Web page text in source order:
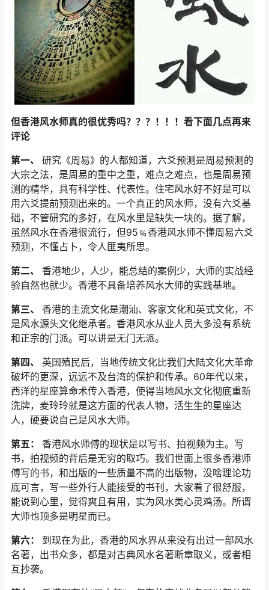
但香港风水师真的很优秀吗？？？！！！看下面几点再来
评论
第一、 研究《周易》的人都知道，六爻预测是周易预测的
大宗之法，是周易的重中之重，难点之难点，也是周易预
测的精华，具有科学性、代表性。住宅风水好不好是可以
用六爻提前预测出来的。一个真正的风水师，没有六爻基
础，不管研究的多好，在风水里是缺失一块的。据了解，
虽然风水在香港很流行，但95﹪香港风水师不懂周易六爻
预测，不懂占卜，令人匪夷所思。
第二、 香港地少，人少，能总结的案例少，大师的实战经
验自然也就少。香港不具备培养风水大师的实践基地。
第三、 香港的主流文化是潮汕、客家文化和英式文化，不
是风水源头文化继承者。香港风水从业人员大多没有系统
和正宗的门派。可以讲是无门无派。
第四、 英国殖民后，当地传统文化比我们大陆文化大革命
破坏的更深，远远不及台湾的保护和传承。60年代以来，
西洋的星座算命术传入香港，使得当地风水文化彻底重新
洗牌，麦玲玲就是这方面的代表人物，活生生的星座达
人，硬要说自己是风水大师。
第五： 香港风水师傅的现状是以写书、拍视频为主。写
书，拍视频的背后是无穷的取巧。我们世面上很多香港师
傅写的书，和出版的一些质量不高的出版物，没啥理论功
底可言，写一些外行人能接受的书刊，大家看了很舒服，
能说到心里，觉得爽且有用，实为风水类心灵鸡汤。所谓
大师也顶多是明星而已。
第六： 到现在为此，香港的风水界从来没有出过一部风水
名著，出书众多，都是对古典风水名著断章取义，或者相
互抄袭。